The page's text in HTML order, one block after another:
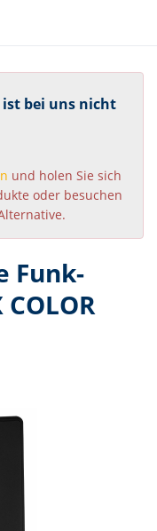
ist bei uns nicht
und holen Sie sich
oder besuchen
Funk-